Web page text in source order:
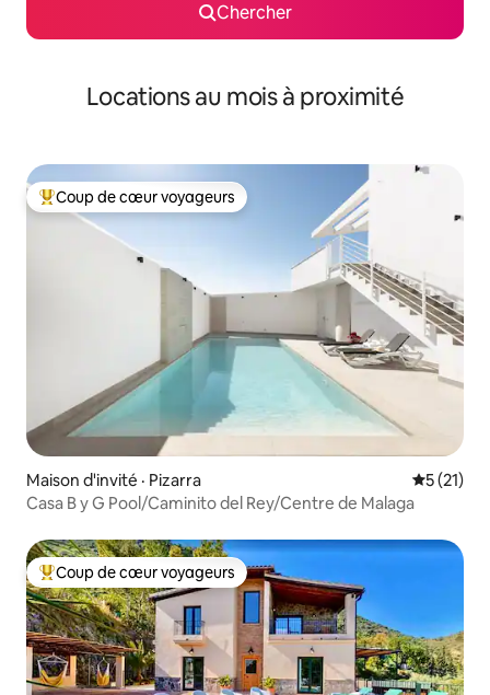
Chercher
Locations au mois à proximité
Coup de cœur voyageurs parmi les plus aimés
Coup de cœur voyageurs
Maison d'invité · Pizarra Note
5 (21)
Casa B y G Pool/Caminito del Rey/Centre de Malaga
Coup de cœur voyageurs parmi les plus aimés
Coup de cœur voyageurs